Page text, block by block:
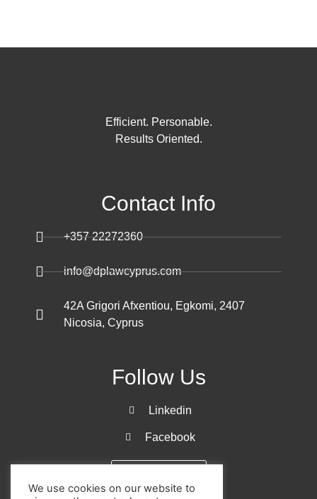
Efficient. Personable.
Results Oriented.
Contact Info
+357 22272360
info@dplawcyprus.com
42A Grigori Afxentiou, Egkomi, 2407
Nicosia, Cyprus
Follow Us
Linkedin
Facebook
We use cookies on our website to